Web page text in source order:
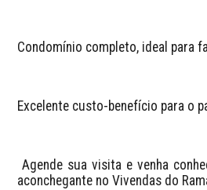
Condomínio completo, ideal para
Excelente custo-benefício para o
Agende sua visita e venha conhecer de perto essa casa
aconchegante no Vivendas do